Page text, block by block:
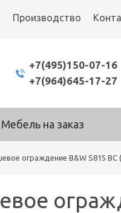
Производство
+7(495)150-07-16
+7(964)645-17-27
Мебель на заказ
ограждение B&W S815 BC